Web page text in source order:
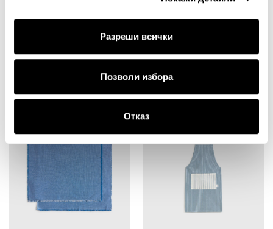
Разреши всички
Позволи избора
Отказ
9.80€ 19.17лв.
30%